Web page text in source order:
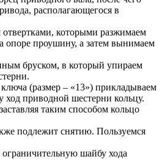
располагающегося в
которыми разжимаем
опоре проушину, а затем вынимаем
бруском, в который упираем
(размер – «13») прикладываем
приводной шестерни кольцу.
таким способом кольцо
подлежит снятию. Пользуемся
шайбу хода